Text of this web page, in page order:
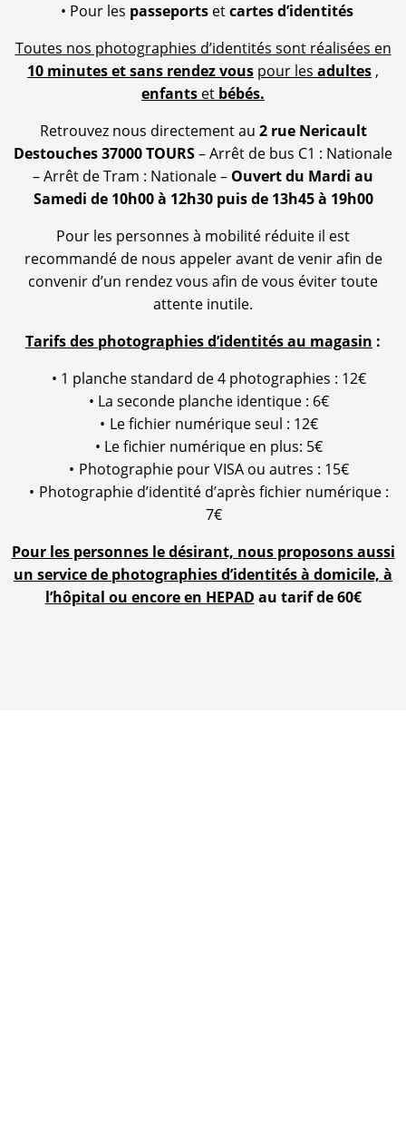
Pour les passeports etcartes d’identités
Toutes nos photographies d’identités sont réalisées en
10 minutes et sans rendez vous pour les adultes,
enfants et bébés.
Retrouvez nous directement au 2 rue Nericault
Destouches 37000 TOURS– Arrêt de bus C1 : Nationale
– Arrêt de Tram : Nationale – Ouvert du Mardi au
Samedi de 10h00 à 12h30 puis de 13h45 à 19h00
Pour les personnes à mobilité réduite il est
recommandé de nous appeler avant de venir afin de
convenir d’un rendez vous afin de vous éviter toute
attente inutile.
Tarifs des photographies d’identités au magasin :
1 planche standard de 4 photographies : 12€
La seconde planche identique : 6€
Le fichier numérique seul : 12€
Le fichier numérique en plus: 5€
Photographie pour VISA ou autres : 15€
Photographie d’identité d’après fichier numérique :
7€
Pour les personnes le désirant, nous proposons aussi
un service de photographies d’identités à domicile, à
l’hôpital ou encore en HEPAD au tarif de 60€